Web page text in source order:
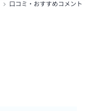
口コミ・おすすめコメント